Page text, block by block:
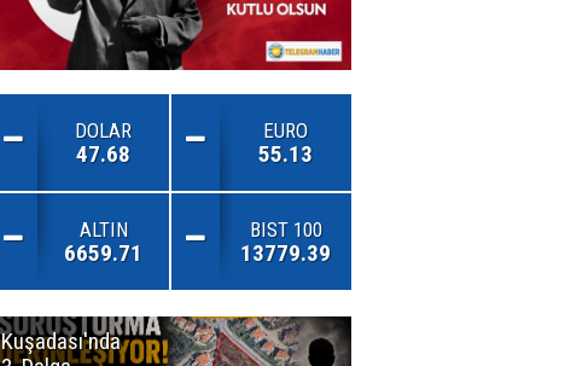
DOLAR
47.68
EURO
55.13
ALTIN
6659.71
BIST 100
13779.39
Kuşadası'nda